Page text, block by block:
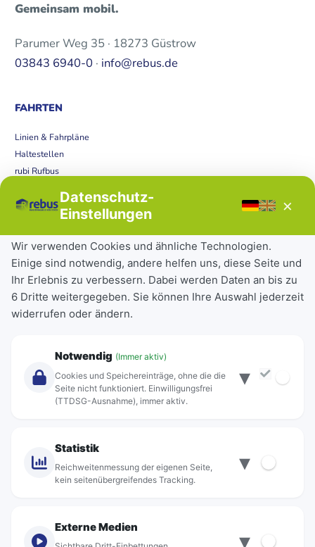
Gemeinsam mobil.
Parumer Weg 35 · 18273 Güstrow
03843 6940-0 · info@rebus.de
FAHRTEN
Linien & Fahrpläne
Haltestellen
rubi Rufbus
Störungen
Tickets & Tarife
Deutschlandticket
Schülerkarte
Einzeltickets
Abonnements
Über Rebus
Standorte
Datenschutz-
Einstellungen
×
Wir verwenden Cookies und ähnliche Technologien.
Einige sind notwendig, andere helfen uns, diese Seite und
Ihr Erlebnis zu verbessern. Dabei werden Daten an bis zu
6 Dritte weitergegeben. Sie können Ihre Auswahl jederzeit
widerrufen oder ändern.
Notwendig (Immer aktiv)
Cookies und Speichereinträge, ohne die die
Seite nicht funktioniert. Einwilligungsfrei
(TTDSG-Ausnahme), immer aktiv.
▾
Statistik
Reichweitenmessung der eigenen Seite,
kein seitenübergreifendes Tracking.
▾
Externe Medien
▾